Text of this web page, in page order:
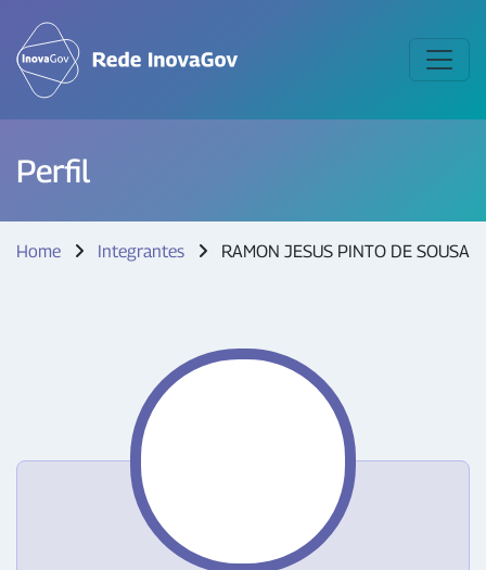
Perfil
Home Integrantes RAMON JESUS PINTO DE SOUSA